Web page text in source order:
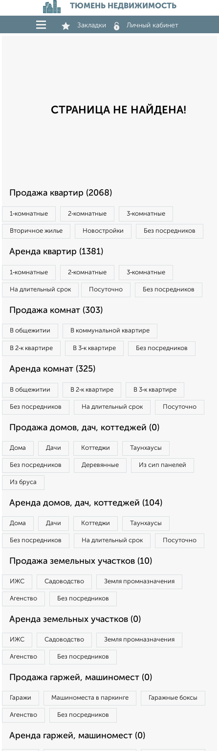
ТЮМЕНЬ НЕДВИЖИМОСТЬ
Закладки Личный кабинет
СТРАНИЦА НЕ НАЙДЕНА!
Продажа квартир (2068)
1‑комнатные 2‑комнатные 3‑комнатные
Вторичное жилье Новостройки Без посредников
Аренда квартир (1381)
1‑комнатные 2‑комнатные 3‑комнатные
На длительный срок Посуточно Без посредников
Продажа комнат (303)
В общежитии В коммунальной квартире
В 2‑к квартире В 3‑к квартире Без посредников
Аренда комнат (325)
В общежитии В 2‑к квартире В 3‑к квартире
Без посредников На длительный срок Посуточно
Продажа домов, дач, коттеджей (0)
Дома Дачи Коттеджи Таунхаусы
Без посредников Деревянные Из сип панелей
Из бруса
Аренда домов, дач, коттеджей (104)
Дома Дачи Коттеджи Таунхаусы
Без посредников На длительный срок Посуточно
Продажа земельных участков (10)
ИЖС Садоводство Земля промназначения
Агенство Без посредников
Аренда земельных участков (0)
ИЖС Садоводство Земля промназначения
Агенство Без посредников
Продажа гаржей, машиномест (0)
Гаражи Машиноместа в паркинге Гаражные боксы
Агенство Без посредников
Аренда гаржей, машиномест (0)